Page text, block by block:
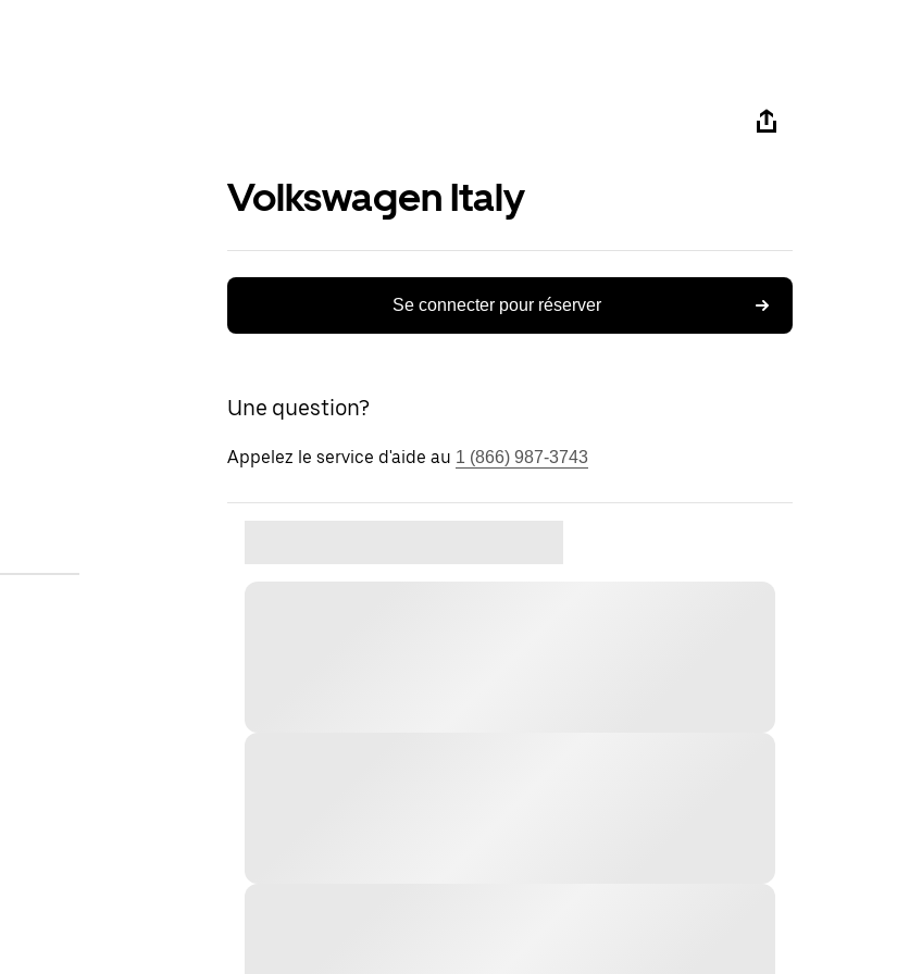
Volkswagen Italy
Se connecter pour réserver
Une question?
Appelez le service d'aide au 1 (866) 987-3743